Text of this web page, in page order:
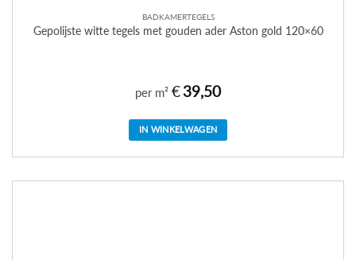
BADKAMERTEGELS
Gepolijste witte tegels met gouden ader Aston gold 120×60
per m² €39,50
IN WINKELWAGEN